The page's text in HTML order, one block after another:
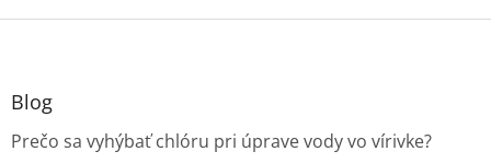
Z
Blog
Prečo sa vyhýbať chlóru pri úprave vody vo vírivke?